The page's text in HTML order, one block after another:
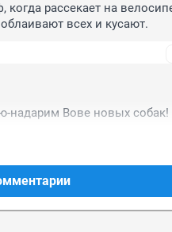
рассекает на
всех и кусают.
надарим Вове новых собак!